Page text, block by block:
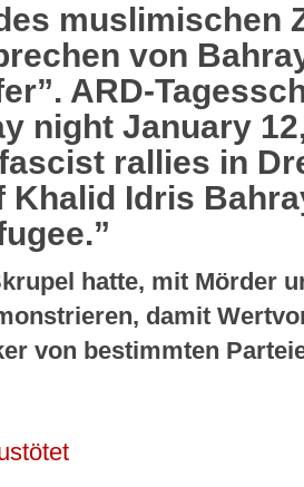
muslimischen
von
ARD-
night January
rallies in
Khalid Idris
hatte, mit Mörder
damit
von bestimmten